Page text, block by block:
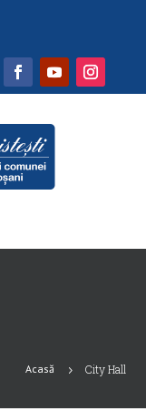
Acasă 5 City Hall